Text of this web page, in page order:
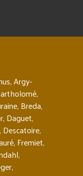
,Argy-
,
, Breda,
, Daguet,
, Descatoire,
, Fremiet,
,
,